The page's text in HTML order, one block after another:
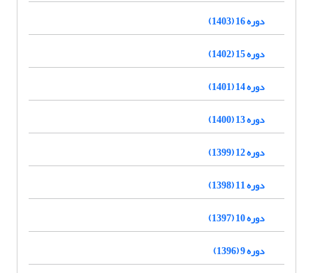
دوره 16 (1403)
دوره 15 (1402)
دوره 14 (1401)
دوره 13 (1400)
دوره 12 (1399)
دوره 11 (1398)
دوره 10 (1397)
دوره 9 (1396)